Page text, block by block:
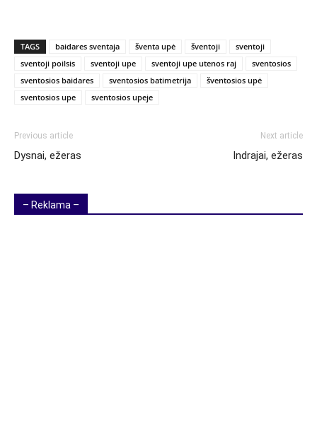
TAGS baidares sventaja šventa upė šventoji
sventoji
sventoji poilsis
sventoji upe sventoji upe utenos raj
sventosios
sventosios baidares
sventosios batimetrija
šventosios upė
sventosios upe
sventosios upeje
Previous article
Dysnai, ežeras
Next article
Indrajai, ežeras
– Reklama –